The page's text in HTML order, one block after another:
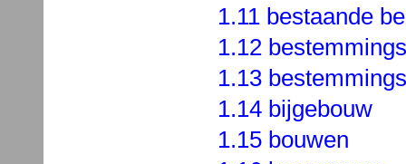
1.11 bestaande
1.12
1.13
1.14 bijgebouw
1.15 bouwen